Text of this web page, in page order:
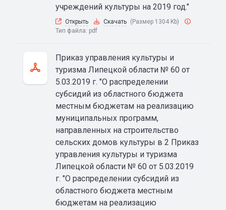
учреждений культуры на 2019 год."
Открыть Скачать (Размер 1304 Kb)
Тип файла: pdf
Приказ управления культуры и
туризма Липецкой области № 60 от
5.03.2019 г. "О распределении
субсидий из областного бюджета
местным бюджетам на реализацию
муниципальных программ,
направленных на строительство
сельских домов культуры в 2 Приказ
управления культуры и туризма
Липецкой области № 60 от 5.03.2019
г. "О распределении субсидий из
областного бюджета местным
бюджетам на реализацию